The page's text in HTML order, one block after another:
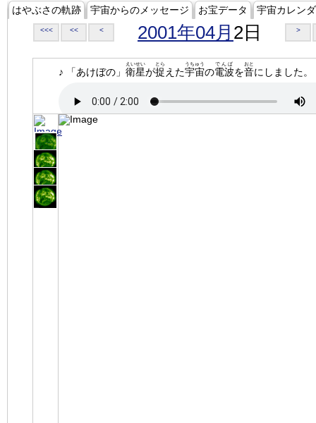
はやぶさの軌跡 宇宙からのメッセージ お宝データ 宇宙カレン
<<< << < 2001年04月 2日 >
♪ 「あけぼの」 衛星
えいせい
が捉
とら
えた宇宙
うちゅう
の電波
でんぱ
を音
おと
にしました。